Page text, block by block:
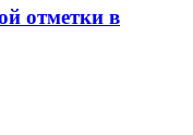
отметки в